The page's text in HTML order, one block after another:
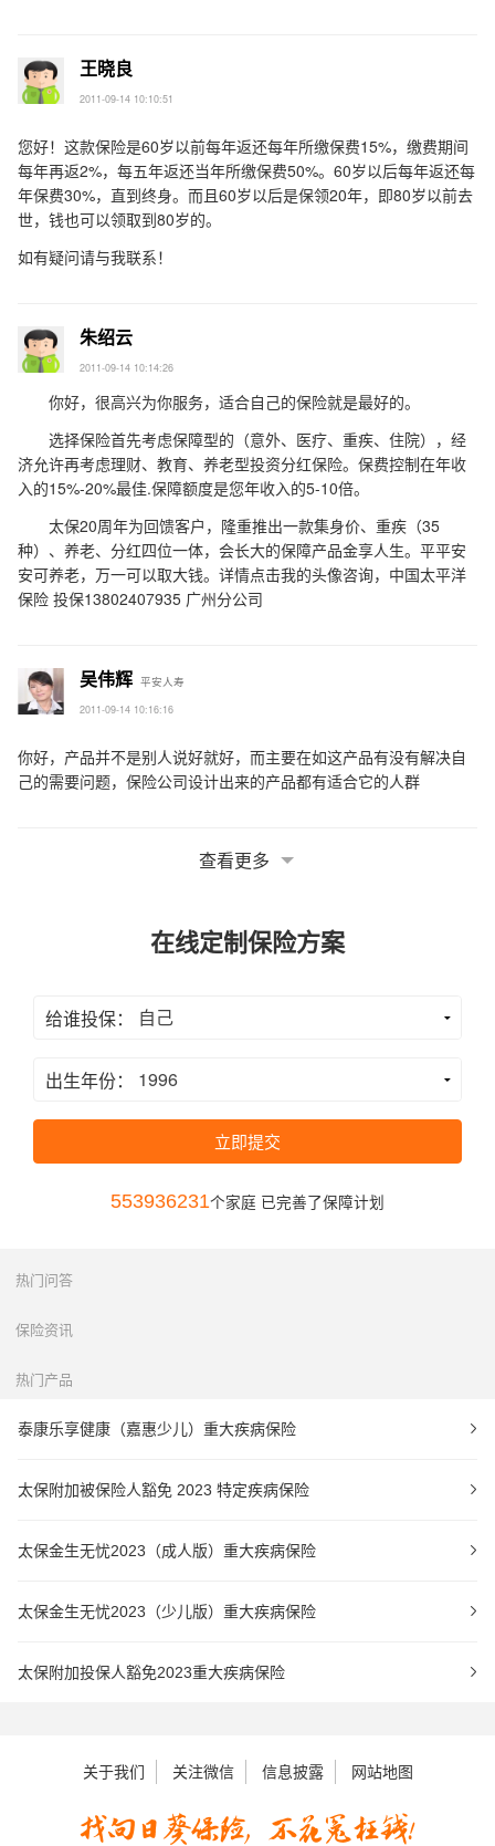
王晓良
2011-09-14 10:10:51
您好！这款保险是60岁以前每年返还每年所缴保费15%，缴费期间
每年再返2%，每五年返还当年所缴保费50%。60岁以后每年返还每
年保费30%，直到终身。而且60岁以后是保领20年，即80岁以前去
世，钱也可以领取到80岁的。
如有疑问请与我联系！
朱绍云
2011-09-14 10:14:26
你好，很高兴为你服务，适合自己的保险就是最好的。
选择保险首先考虑保障型的（意外、医疗、重疾、住院），经
济允许再考虑理财、教育、养老型投资分红保险。保费控制在年收
入的15%-20%最佳.保障额度是您年收入的5-10倍。
太保20周年为回馈客户，隆重推出一款集身价、重疾（35
种）、养老、分红四位一体，会长大的保障产品金享人生。平平安
安可养老，万一可以取大钱。详情点击我的头像咨询，中国太平洋
保险 投保13802407935 广州分公司
吴伟辉 平安人寿
2011-09-14 10:16:16
你好，产品并不是别人说好就好，而主要在如这产品有没有解决自
己的需要问题，保险公司设计出来的产品都有适合它的人群
查看更多
在线定制保险方案
给谁投保：
出生年份：
立即提交
553936231个家庭 已完善了保障计划
热门问答
保险资讯
热门产品
泰康乐享健康（嘉惠少儿）重大疾病保险
太保附加被保险人豁免 2023 特定疾病保险
太保金生无忧2023（成人版）重大疾病保险
太保金生无忧2023（少儿版）重大疾病保险
太保附加投保人豁免2023重大疾病保险
关于我们 关注微信 信息披露 网站地图